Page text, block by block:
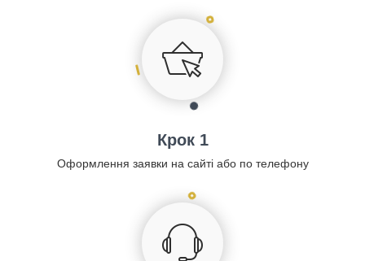
Крок 1
Оформлення заявки на сайті або по телефону